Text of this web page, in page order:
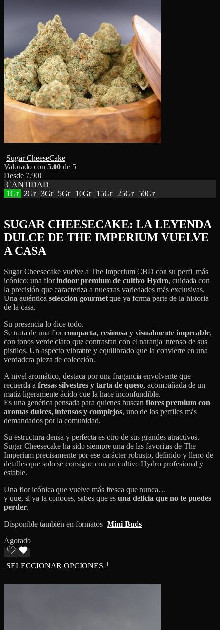
Sugar CheeseCake
Valorado con 5.00 de 5
Desde 7.90€
CANTIDAD
1Gr
2Gr 3Gr 5Gr 10Gr 15Gr 25Gr 50Gr
SUGAR CHEESECAKE: LA LEYENDA
DULCE DE THE IMPERIUM VUELVE
A CASA
Sugar Cheesecake vuelve a The Imperium CBD con su perfil más
icónico: una florindoor premium de cultivo Hydro, cuidada con
la precisión que caracteriza a nuestras variedades más exclusivas.
Una auténtica selección gourmet que ya forma parte de la historia
de la casa.
Su presencia lo dice todo.
Se trata de una florcompacta, resinosa y visualmente impecable,
con tonos verde claro que contrastan con el naranja intenso de sus
pistilos. Un aspecto vibrante y equilibrado que la convierte en una
verdadera pieza de colección.
A nivel aromático, destaca por una fragancia envolvente que
recuerda a fresas silvestres y tarta de queso, acompañada de un
matiz ligeramente ácido que la hace inconfundible.
Es una genética pensada para quienes buscan flores premium con
aromas dulces, intensos y complejos, uno de los perfiles más
demandados por la comunidad.
Su estructura densa y perfecta es otro de sus grandes atractivos.
Sugar Cheesecake ha sido siempre una de las favoritas de The
Imperium precisamente por ese carácter robusto, definido y lleno de
detalles que solo se consigue con un cultivo Hydro profesional y
estable.
Una flor icónica que vuelve más fresca que nunca…
y que, si ya la conoces, sabes que es una delicia que no te puedes
perder.
Disponible también en formatos Mini Buds
Agotado
SELECCIONAR OPCIONES